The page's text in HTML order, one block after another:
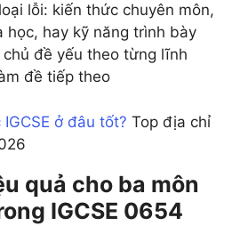
lỗi: kiến thức chuyên môn,
học, hay kỹ năng trình bày
chủ đề yếu theo từng lĩnh
đề tiếp theo
IGCSE ở đâu tốt? Top địa chỉ
quả cho ba môn
IGCSE 0654